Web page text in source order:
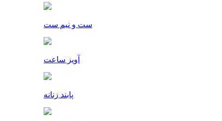
ست و نیم ست
آویز ساعت
پابند زنانه